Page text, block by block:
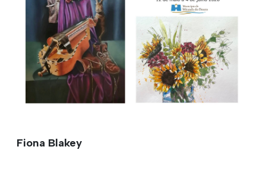
Fiona Blakey